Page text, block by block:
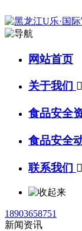
网站首页
关于我们 
食品安全
食品安全
联系我们 
18903658751
新闻资讯